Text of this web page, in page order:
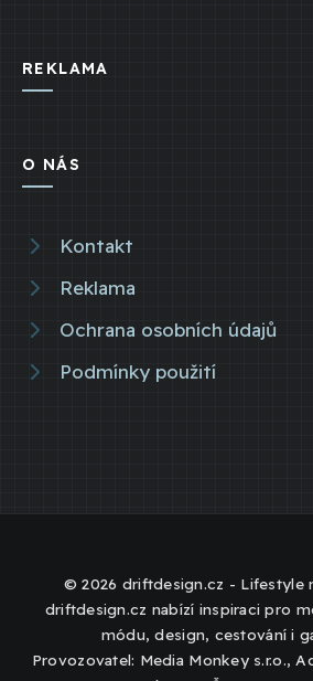
REKLAMA
O NÁS
Kontakt
Reklama
Ochrana osobních údajů
Podmínky použití
© 2026 driftdesign.cz - Lifestyle
driftdesign.cz nabízí inspiraci pro
módu, design, cestování i
Provozovatel: Media Monkey s.r.o.,